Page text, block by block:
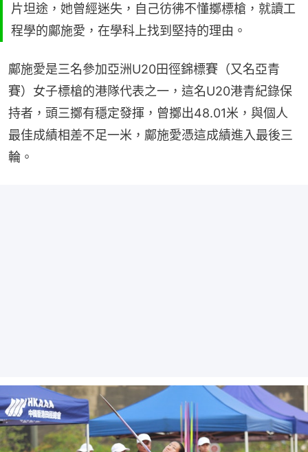
片坦途，她曾經迷失，自己彷彿不懂擲標槍，就讀工
程學的鄺施愛，在學科上找到堅持的理由。
鄺施愛是三名參加亞洲U20田徑錦標賽（又名亞青
賽）女子標槍的港隊代表之一，這名U20港青紀錄保
持者，頭三擲有穩定發揮，曾擲出48.01米，與個人
最佳成績相差不足一米，鄺施愛憑這成績進入最後三
輪。